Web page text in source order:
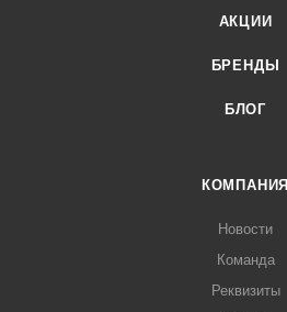
АКЦИИ
БРЕНДЫ
БЛОГ
КОМПАНИЯ
Новости
Команда
Реквизиты